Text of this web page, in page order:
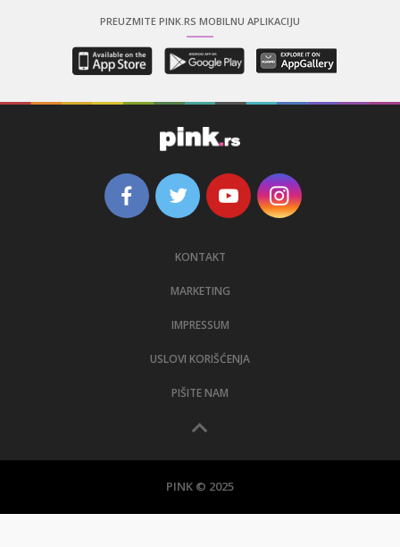
PREUZMITE PINK.RS MOBILNU APLIKACIJU
KONTAKT
MARKETING
IMPRESSUM
USLOVI KORIŠĆENJA
PIŠITE NAM
PINK © 2025